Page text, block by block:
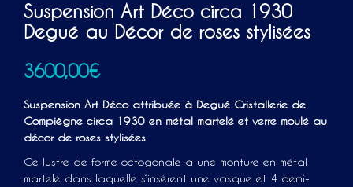
Suspension Art Déco circa 1930
Degué au Décor de roses stylisées
3600,00€
Suspension Art Déco attribuée à Degué Cristallerie de
Compiègne circa 1930 en métal martelé et verre moulé au
décor de roses stylisées.
Ce lustre de forme octogonale a une monture en métal
martelé dans laquelle s‘insèrent une vasque et 4 demi-